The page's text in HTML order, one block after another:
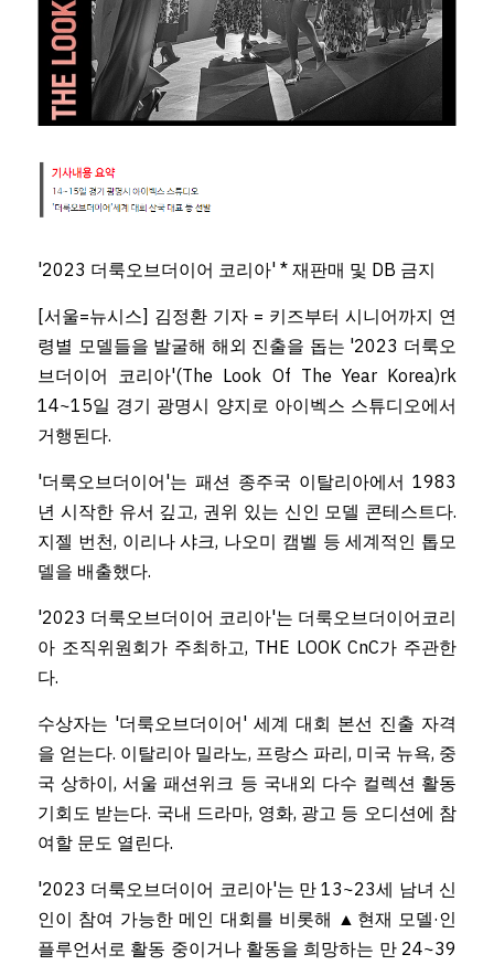
'2023 더룩오브더이어 코리아' * 재판매 및 DB 금지
[서울=뉴시스] 김정환 기자 = 키즈부터 시니어까지 연
령별 모델들을 발굴해 해외 진출을 돕는 '2023 더룩오
브더이어 코리아'(The Look Of The Year Korea)rk
14~15일 경기 광명시 양지로 아이벡스 스튜디오에서
거행된다.
'더룩오브더이어'는 패션 종주국 이탈리아에서 1983
년 시작한 유서 깊고, 권위 있는 신인 모델 콘테스트다.
지젤 번천, 이리나 샤크, 나오미 캠벨 등 세계적인 톱모
델을 배출했다.
'2023 더룩오브더이어 코리아'는 더룩오브더이어코리
아 조직위원회가 주최하고, THE LOOK CnC가 주관한
다.
수상자는 '더룩오브더이어' 세계 대회 본선 진출 자격
을 얻는다. 이탈리아 밀라노, 프랑스 파리, 미국 뉴욕, 중
국 상하이, 서울 패션위크 등 국내외 다수 컬렉션 활동
기회도 받는다. 국내 드라마, 영화, 광고 등 오디션에 참
여할 문도 열린다.
'2023 더룩오브더이어 코리아'는 만 13~23세 남녀 신
인이 참여 가능한 메인 대회를 비롯해 ▲현재 모델·인
플루언서로 활동 중이거나 활동을 희망하는 만 24~39